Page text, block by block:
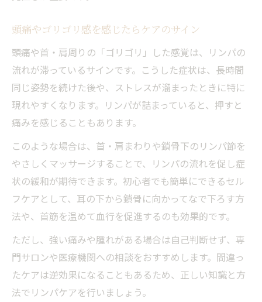
頭痛やゴリゴリ感を感じたらケアのサイン
頭痛や首・肩周りの「ゴリゴリ」した感覚は、リンパの
流れが滞っているサインです。こうした症状は、長時間
同じ姿勢を続けた後や、ストレスが溜まったときに特に
現れやすくなります。リンパが詰まっていると、押すと
痛みを感じることもあります。
このような場合は、首・肩まわりや鎖骨下のリンパ節を
やさしくマッサージすることで、リンパの流れを促し症
状の緩和が期待できます。初心者でも簡単にできるセル
フケアとして、耳の下から鎖骨に向かってなで下ろす方
法や、首筋を温めて血行を促進するのも効果的です。
ただし、強い痛みや腫れがある場合は自己判断せず、専
門サロンや医療機関への相談をおすすめします。間違っ
たケアは逆効果になることもあるため、正しい知識と方
法でリンパケアを行いましょう。